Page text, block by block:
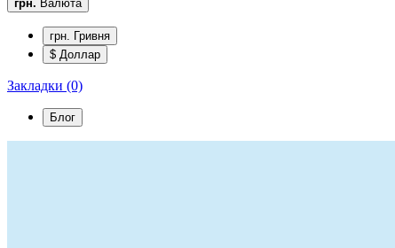
грн. Валюта
грн. Гривня
$ Доллар
Закладки (0)
Блог